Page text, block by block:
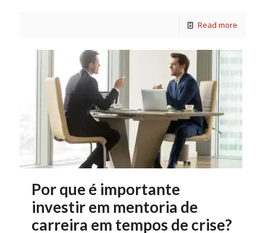
Read more
Por que é importante
investir em mentoria de
carreira em tempos de crise?